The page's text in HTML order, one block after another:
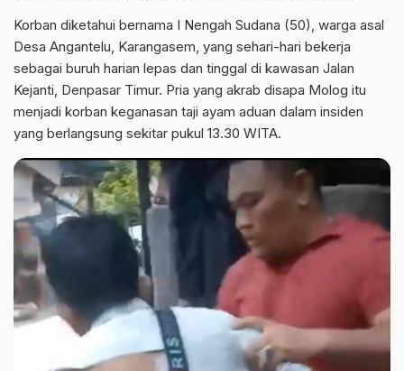
Korban diketahui bernama I Nengah Sudana (50), warga asal
Desa Angantelu, Karangasem, yang sehari-hari bekerja
sebagai buruh harian lepas dan tinggal di kawasan Jalan
Kejanti, Denpasar Timur. Pria yang akrab disapa Molog itu
menjadi korban keganasan taji ayam aduan dalam insiden
yang berlangsung sekitar pukul 13.30 WITA.